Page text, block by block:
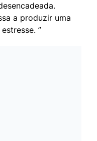
a produzir uma
”